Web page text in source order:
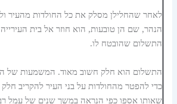
לאחר שהחלילן מסלק את כל החולדות מהעיר
הנהר, שם הן טובעות, הוא חוזר אל בית
התשלום שהובטח לו.
התשלום הוא חלק חשוב מאוד. המשמעות של
כדי להפטר מהחולדות על בני העיר להקריב
שאותו אספו כפי הנראה במשך שנים של עמל